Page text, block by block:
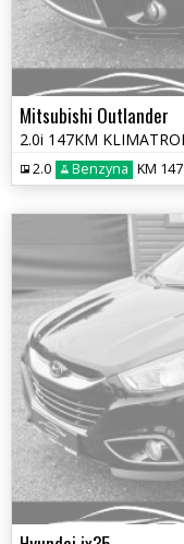
Mitsubishi Outlander
2.0 Benzyna KM 147